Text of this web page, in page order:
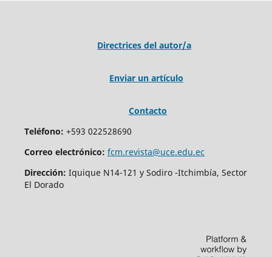
Directrices del autor/a
Enviar un artículo
Contacto
Teléfono: +593 022528690
Correo electrónico: fcm.revista@uce.edu.ec
Dirección: Iquique N14-121 y Sodiro -Itchimbía, Sector
El Dorado